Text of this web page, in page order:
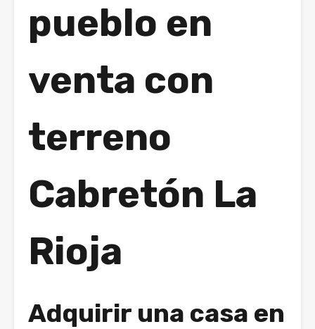
pueblo en
venta con
terreno
Cabretón La
Rioja
Adquirir una casa en